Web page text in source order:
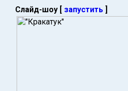
Слайд-шоу [ запустить ]